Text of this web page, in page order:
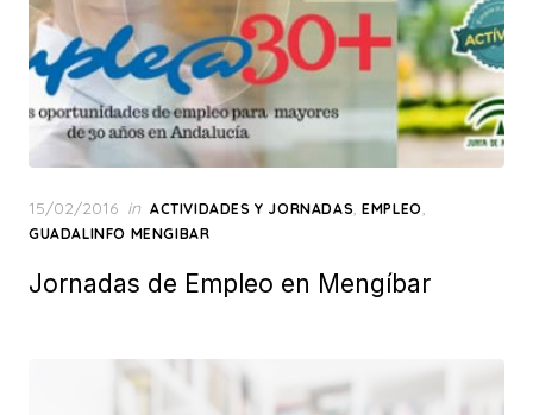
Posted
on
15/02/2016 in ACTIVIDADES Y JORNADAS,EMPLEO,
GUADALINFO MENGIBAR
Jornadas de Empleo en Mengíbar